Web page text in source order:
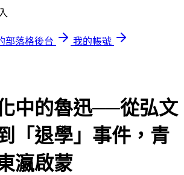
部落格後台
我的帳號
中的魯迅──從弘文
「退學」事件，青
瀛啟蒙